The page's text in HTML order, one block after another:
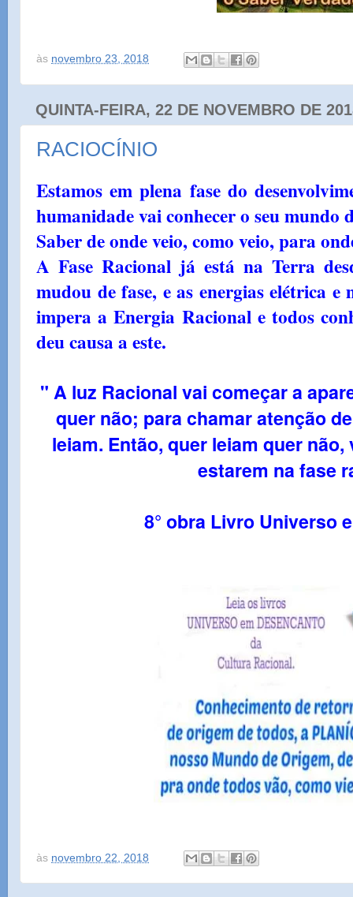
às novembro 23, 2018
QUINTA-FEIRA, 22 DE NOVEMBRO DE
RACIOCÍNIO
Estamos em plena fase do
humanidade vai conhecer o seu mundo
Saber de onde veio, como veio, para
A Fase Racional já está na Terra
mudou de fase, e as energias elétrica e
impera a Energia Racional e todos
deu causa a este.
" A luz Racional vai começar a
quer não; para chamar atenção
leiam. Então, quer leiam quer
estarem na fase
8° obra Livro Universo
às novembro 22, 2018